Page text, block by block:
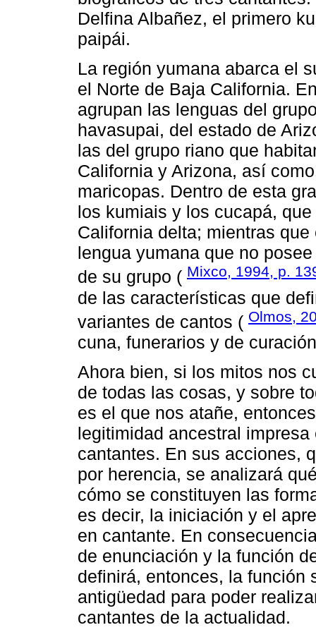
Delfina Albañez, el primero
paipái.
La región yumana abarca el
el Norte de Baja California.
agrupan las lenguas del
havasupai, del estado de
las del grupo riano que
California y Arizona, así
maricopas. Dentro de esta
los kumiais y los cucapá,
California delta; mientras
lengua yumana que no
de su grupo ( Mixco, 1994, p.
de las características que
variantes de cantos ( Olmos,
cuna, funerarios y de
Ahora bien, si los mitos nos
de todas las cosas, y sobre
es el que nos atañe,
legitimidad ancestral
cantantes. En sus acciones,
por herencia, se analizará
cómo se constituyen las
es decir, la iniciación y el
en cantante. En
de enunciación y la función
definirá, entonces, la función
antigüedad para poder
cantantes de la actualidad.